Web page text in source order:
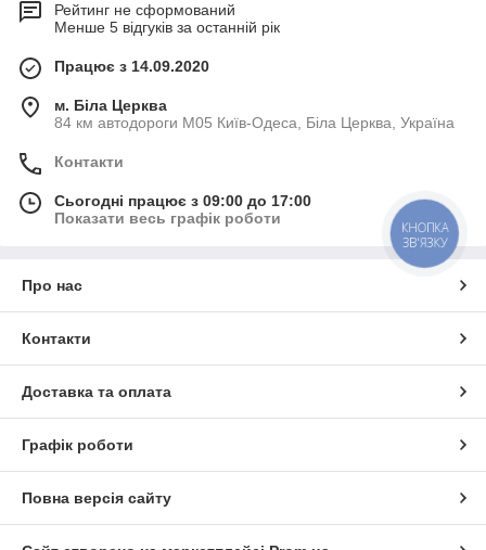
Рейтинг не сформований
Менше 5 відгуків за останній рік
Працює з 14.09.2020
м. Біла Церква
84 км автодороги М05 Київ-Одеса, Біла Церква, Україна
Контакти
Сьогодні працює з 09:00 до 17:00
Показати весь графік роботи
Про нас
Контакти
Доставка та оплата
Графік роботи
Повна версія сайту
КНОПКА
ЗВ'ЯЗКУ